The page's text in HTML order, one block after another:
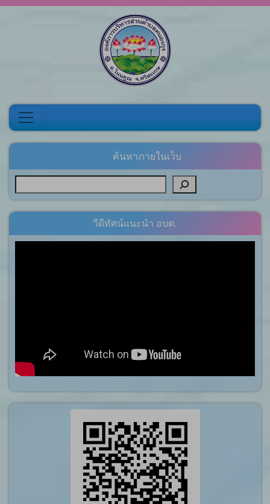
ค้นหาภายในเว็บ
วีดีทัศน์แนะนำ อบต.